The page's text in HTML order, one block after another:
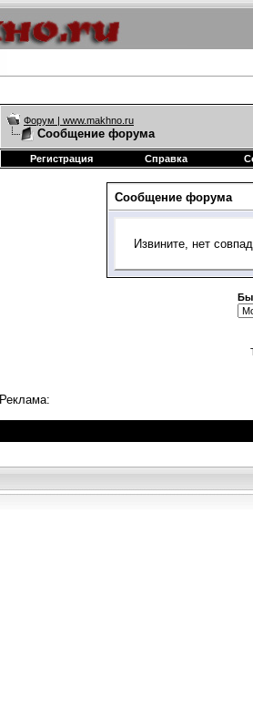
Форум | www.makhno.ru
Сообщение форума
Регистрация Справка
Сообщение форума
Извините, нет
Реклама: